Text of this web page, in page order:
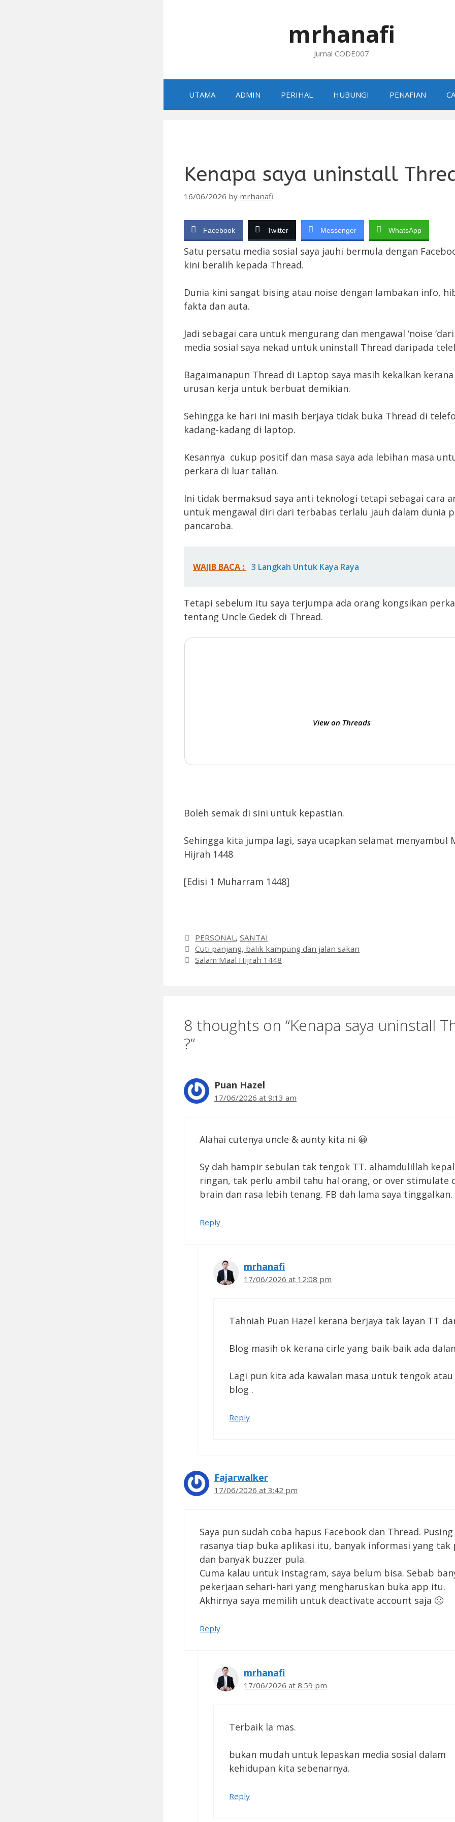
mrhanafi
Jurnal CODE007
UTAMA ADMIN PERIHAL HUBUNGI PENAFIAN
Kenapa saya uninstall
16/06/2026 by mrhanafi
Facebook Twitter Messenger WhatsApp
Satu persatu media sosial saya jauhi bermula dengan
kini beralih kepada Thread.
Dunia kini sangat bising atau noise dengan lambakan info,
fakta dan auta.
Jadi sebagai cara untuk mengurang dan mengawal ‘noise
media sosial saya nekad untuk uninstall Thread daripada
Bagaimanapun Thread di Laptop saya masih kekalkan
urusan kerja untuk berbuat demikian.
Sehingga ke hari ini masih berjaya tidak buka Thread di
kadang-kadang di laptop.
Kesannya cukup positif dan masa saya ada lebihan masa
perkara di luar talian.
Ini tidak bermaksud saya anti teknologi tetapi sebagai cara
untuk mengawal diri dari terbabas terlalu jauh dalam dunia
pancaroba.
WAJIB BACA : 3 Langkah Untuk Kaya Raya
Tetapi sebelum itu saya terjumpa ada orang kongsikan
tentang Uncle Gedek di Thread.
View on Threads
Boleh semak di sini untuk kepastian.
Sehingga kita jumpa lagi, saya ucapkan selamat menyambul
Hijrah 1448
[Edisi 1 Muharram 1448]
Categories
PERSONAL ,SANTAI
Cuti panjang, balik kampung dan jalan sakan
Salam Maal Hijrah 1448
8 thoughts on “Kenapa saya uninstall
?”
Puan Hazel
17/06/2026 at 9:13 am
Alahai cutenya uncle & aunty kita ni 😀
Sy dah hampir sebulan tak tengok TT. alhamdulillah
ringan, tak perlu ambil tahu hal orang, or over stimulate
brain dan rasa lebih tenang. FB dah lama saya tinggalkan.
Reply
mrhanafi
17/06/2026 at 12:08 pm
Tahniah Puan Hazel kerana berjaya tak layan TT
Blog masih ok kerana cirle yang baik-baik ada
Lagi pun kita ada kawalan masa untuk tengok
blog .
Reply
Fajarwalker
17/06/2026 at 3:42 pm
Saya pun sudah coba hapus Facebook dan Thread. Pusing
rasanya tiap buka aplikasi itu, banyak informasi yang tak
dan banyak buzzer pula.
Cuma kalau untuk instagram, saya belum bisa. Sebab
pekerjaan sehari-hari yang mengharuskan buka app itu.
Akhirnya saya memilih untuk deactivate account saja 🙁
Reply
mrhanafi
17/06/2026 at 8:59 pm
Terbaik la mas.
bukan mudah untuk lepaskan media sosial dalam
kehidupan kita sebenarnya.
Reply